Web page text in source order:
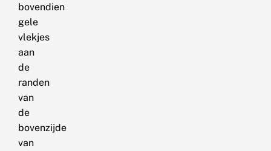
bovendien
gele
vlekjes
aan
de
randen
van
de
bovenzijde
van